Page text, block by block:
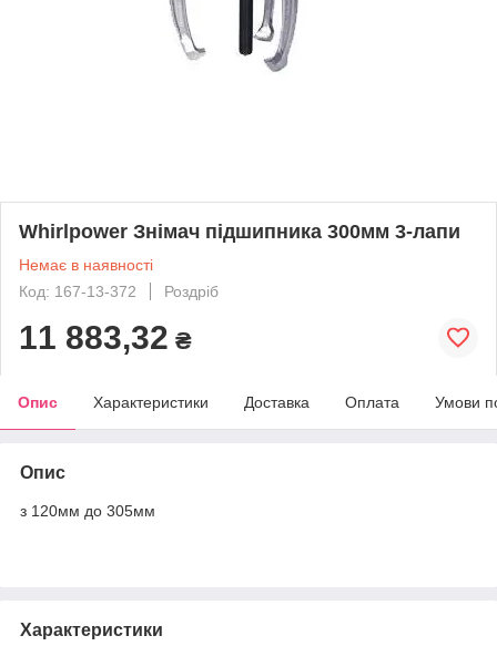
Whirlpower Знімач підшипника 300мм 3-лапи
Немає в наявності
Код: 167-13-372
Роздріб
11 883,32 ₴
Опис Характеристики Доставка Оплата Умови
Опис
з 120мм до 305мм
Характеристики